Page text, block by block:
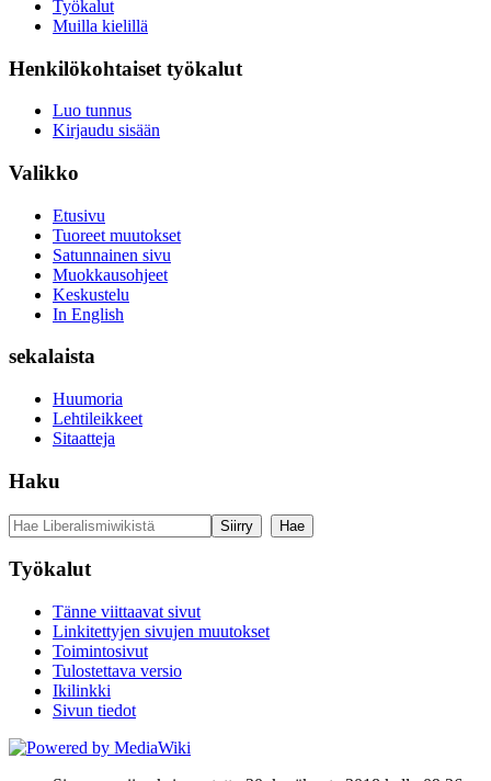
Työkalut
Muilla kielillä
Henkilökohtaiset työkalut
Luo tunnus
Kirjaudu sisään
Valikko
Etusivu
Tuoreet muutokset
Satunnainen sivu
Muokkausohjeet
Keskustelu
In English
sekalaista
Huumoria
Lehtileikkeet
Sitaatteja
Haku
Työkalut
Tänne viittaavat sivut
Linkitettyjen sivujen muutokset
Toimintosivut
Tulostettava versio
Ikilinkki
Sivun tiedot